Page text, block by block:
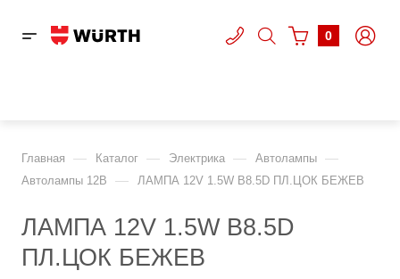
0
Главная — Каталог — Электрика — Автолампы —
Автолампы 12В — ЛАМПА 12V 1.5W B8.5D ПЛ.ЦОК БЕЖЕВ
ЛАМПА 12V 1.5W B8.5D
ПЛ.ЦОК БЕЖЕВ